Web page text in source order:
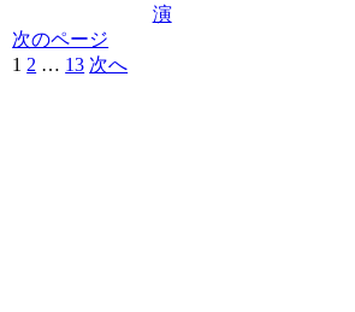
演
次のページ
1 2 … 13 次へ